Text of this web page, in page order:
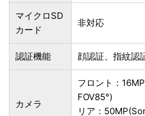
マイクロSD
カード
非対応
認証機能 顔認証、指紋認
カメラ
フロント：
FOV85°)
リア：